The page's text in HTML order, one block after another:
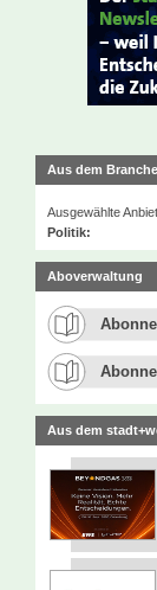
Aus dem
Ausgewählte
Politik:
Aboverwaltung
Aus dem